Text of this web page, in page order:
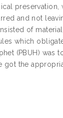
and not
of
which
(PBUH) was
got the